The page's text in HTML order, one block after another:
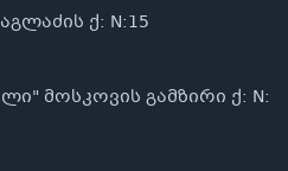
ქ: N:15
მოსკოვის გამზირი ქ: N: